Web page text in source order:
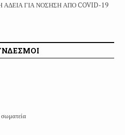
ΑΔΕΙΑ ΓΙΑ ΝΟΣΗΣΗ ΑΠΟ COVID-19